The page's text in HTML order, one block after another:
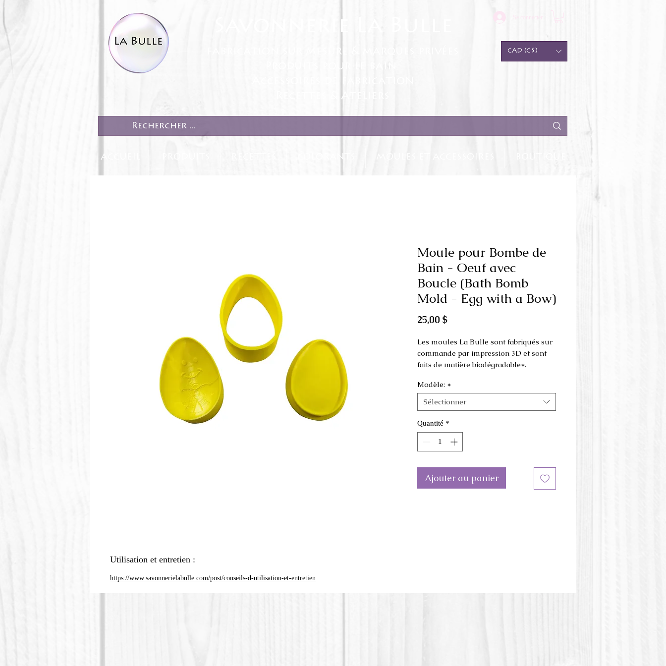
Savonnerie La Bulle
fabrication sur mesure & marques privées
Produits pour le bain
Recettes & Ateliers
CAD (C$)
ACCUEIL COLORANTS
Moule pour Bombe de
Bain - Oeuf avec
Boucle (Bath Bomb
Mold - Egg with a Bow)
25,00 $Prix
Les moules La Bulle sont fabriqués sur
commande par impression 3D et sont
faits de matière biodégradable*.
Ce moule est fait en 3 parties et s'utilise
comme presse à la main.
Dimensions du moule : 7 cm x 5 cm x 4
cm de hauteur
différente de l'image.
*Le plastique PLA ou Acide polylactique
Modèle: *
Sélectionner
Quantité *
Ajouter au panier
Utilisation et entretien :
https://www.savonnerielabulle.com/post/conseils-d-utilisation-et-entretien